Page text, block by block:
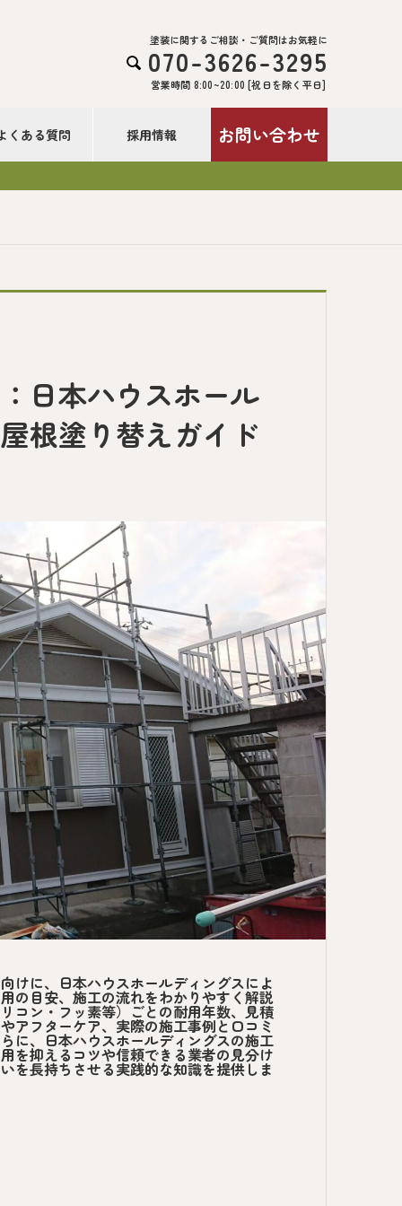

塗装に関するご相談・ご質問はお気軽に
070-3626-3295
営業時間 8:00~20:00 [祝日を除く平日]
くある質問 採用情報 お問い合わせ
日本ハウスホール
根塗り替えガイド
けに、日本ハウスホールディングスによ
の目安、施工の流れをわかりやすく解説
コン・フッ素等）ごとの耐用年数、見積
アフターケア、実際の施工事例と口コミ
に、日本ハウスホールディングスの施工
を抑えるコツや信頼できる業者の見分け
を長持ちさせる実践的な知識を提供しま